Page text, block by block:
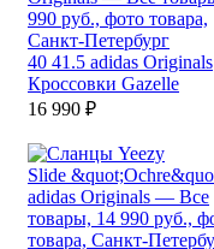
40 41.5 adidas Originals
Кроссовки Gazelle
16 990 ₽